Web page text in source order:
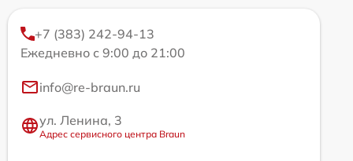
+7 (383) 242-94-13
Ежедневно с 9:00 до 21:00
info@re-braun.ru
ул. Ленина, 3
Адрес сервисного центра Braun